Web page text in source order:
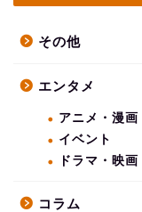
その他
エンタメ
アニメ・漫画
イベント
ドラマ・映画
コラム